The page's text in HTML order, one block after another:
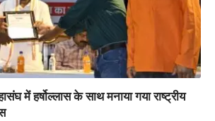
में हर्षोल्लास के साथ मनाया गया राष्ट्रीय